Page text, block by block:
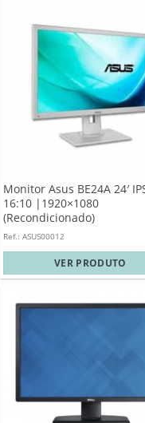
Monitor Asus BE24A 24′
16:10 |1920×1080
(Recondicionado)
Ref.: ASUS00012
VER PRODUTO